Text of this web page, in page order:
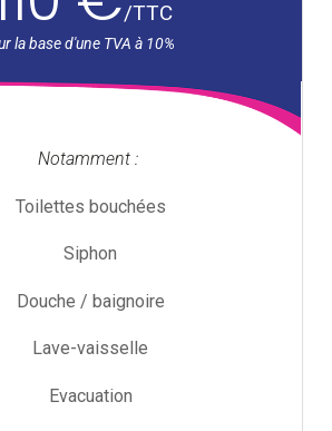
/TTC
Notamment :
Toilettes bouchées
Siphon
Douche / baignoire
Lave-vaisselle
Evacuation